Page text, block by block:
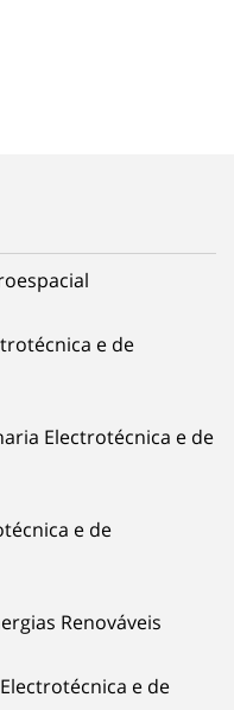
e de
Electrotécnica e de
e de
Renováveis
e de